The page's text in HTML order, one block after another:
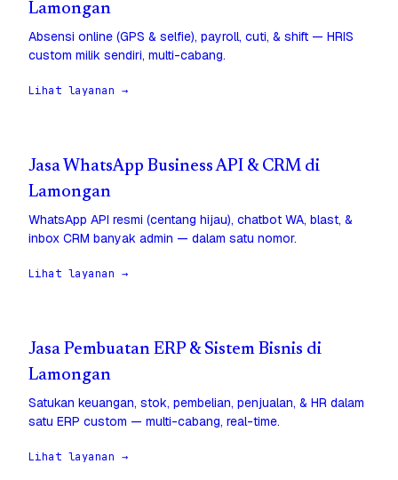
Lamongan
Absensi online (GPS & selfie), payroll, cuti, & shift — HRIS
custom milik sendiri, multi-cabang.
Lihat layanan →
Jasa WhatsApp Business API & CRM di
Lamongan
WhatsApp API resmi (centang hijau), chatbot WA, blast, &
inbox CRM banyak admin — dalam satu nomor.
Lihat layanan →
Jasa Pembuatan ERP & Sistem Bisnis di
Lamongan
Satukan keuangan, stok, pembelian, penjualan, & HR dalam
satu ERP custom — multi-cabang, real-time.
Lihat layanan →